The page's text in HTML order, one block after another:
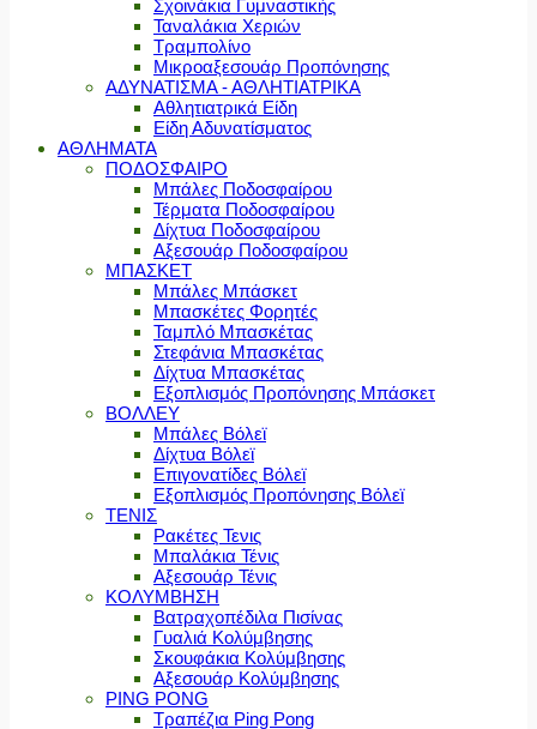
Σχοινάκια Γυμναστικής
Ταναλάκια Χεριών
Τραμπολίνο
Μικροαξεσουάρ Προπόνησης
ΑΔΥΝΑΤΙΣΜΑ - ΑΘΛΗΤΙΑΤΡΙΚΑ
Αθλητιατρικά Είδη
Είδη Αδυνατίσματος
ΑΘΛΗΜΑΤΑ
ΠΟΔΟΣΦΑΙΡΟ
Μπάλες Ποδοσφαίρου
Τέρματα Ποδοσφαίρου
Δίχτυα Ποδοσφαίρου
Αξεσουάρ Ποδοσφαίρου
ΜΠΑΣΚΕΤ
Μπάλες Μπάσκετ
Μπασκέτες Φορητές
Ταμπλό Μπασκέτας
Στεφάνια Μπασκέτας
Δίχτυα Μπασκέτας
Εξοπλισμός Προπόνησης Μπάσκετ
ΒΟΛΛΕΥ
Μπάλες Βόλεϊ
Δίχτυα Βόλεϊ
Επιγονατίδες Βόλεϊ
Εξοπλισμός Προπόνησης Βόλεϊ
ΤΕΝΙΣ
Ρακέτες Τενις
Μπαλάκια Τένις
Αξεσουάρ Τένις
ΚΟΛΥΜΒΗΣΗ
Βατραχοπέδιλα Πισίνας
Γυαλιά Κολύμβησης
Σκουφάκια Κολύμβησης
Αξεσουάρ Κολύμβησης
PING PONG
Τραπέζια Ping Pong